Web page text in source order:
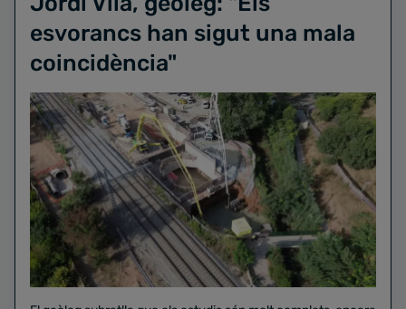
esvorancs han sigut una mala
coincidència"